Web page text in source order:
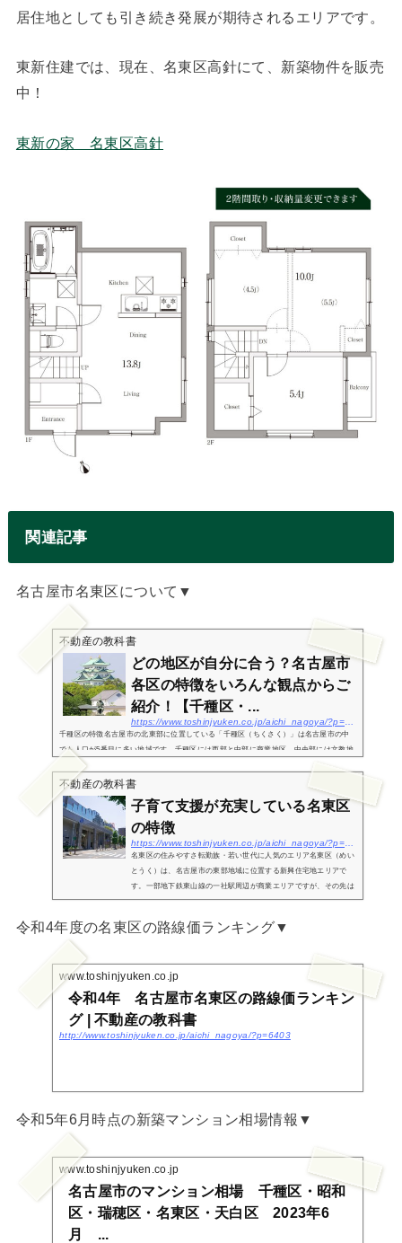
居住地としても引き続き発展が期待されるエリアです。
東新住建では、現在、名東区高針にて、新築物件を販売
中！
東新の家 名東区高針
関連記事
名古屋市名東区について▼
不動産の教科書
どの地区が自分に合う？名古屋市
各区の特徴をいろんな観点からご
紹介！【千種区・...
千種区の特徴名古屋市の北東部に位置している「千種区（ちくさく）」は名古屋市の中
でも人口が5番目に多い地域です。千種区には西部と中部に商業地区、中央部には文教地
区があり、家族世帯にも住みやすい地域構成となっています。千種区の中央部にある池
下、覚王山、...
不動産の教科書
子育て支援が充実している名東区
の特徴
名東区の住みやすさ転勤族・若い世代に人気のエリア名東区（めい
とうく）は、名古屋市の東部地域に位置する新興住宅地エリアで
す。一部地下鉄東山線の一社駅周辺が商業エリアですが、その先は
住宅街として閑静な地域が広がっています。名東区は丘陵地帯であ
令和4年度の名東区の路線価ランキング▼
www.toshinjyuken.co.jp
令和4年 名古屋市名東区の路線価ランキン
グ | 不動産の教科書
http://www.toshinjyuken.co.jp/aichi_nagoya/?p=6403
令和5年6月時点の新築マンション相場情報▼
www.toshinjyuken.co.jp
名古屋市のマンション相場 千種区・昭和
区・瑞穂区・名東区・天白区 2023年6
月 ...